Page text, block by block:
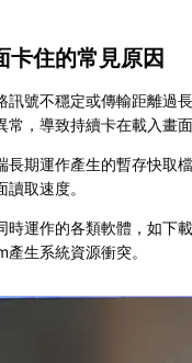
住的常見原因
訊號不穩定或傳輸距離過
，導致持續卡在載入畫面
長期運作產生的暫存快取
取速度。
時運作的各類軟體，如下
生系統資源衝突。